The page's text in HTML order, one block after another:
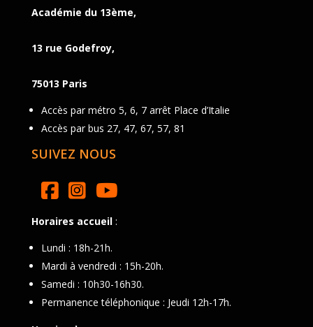
Académie du 13ème,
13 rue Godefroy,
75013 Paris
Accès par métro 5, 6, 7 arrêt Place d’Italie
Accès par bus 27, 47, 67, 57, 81
SUIVEZ NOUS
Horaires accueil:
Lundi : 18h-21h.
Mardi à vendredi : 15h-20h.
Samedi : 10h30-16h30.
Permanence téléphonique : Jeudi 12h-17h.